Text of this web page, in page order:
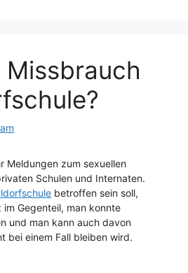
Missbrauch
Meldungen zum sexuellen
Schulen und Internaten.
betroffen sein soll,
Gegenteil, man konnte
und man kann auch davon
bei einem Fall bleiben wird.